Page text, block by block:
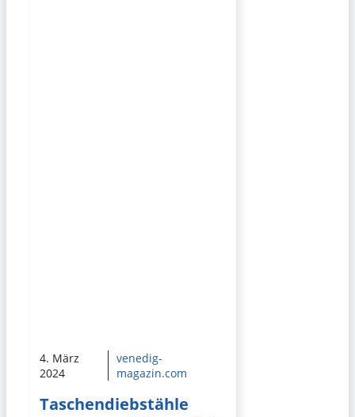
4. März
2024
venedig-
magazin.com
Taschendiebstähle